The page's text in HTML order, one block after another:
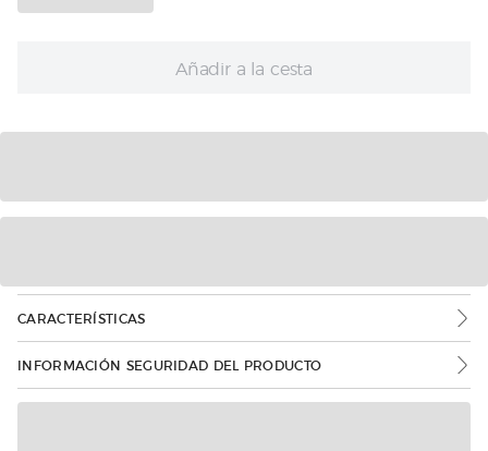
Añadir a la cesta
CARACTERÍSTICAS
INFORMACIÓN SEGURIDAD DEL PRODUCTO